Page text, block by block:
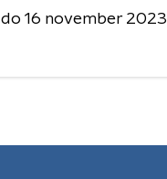
do 16 november 2023